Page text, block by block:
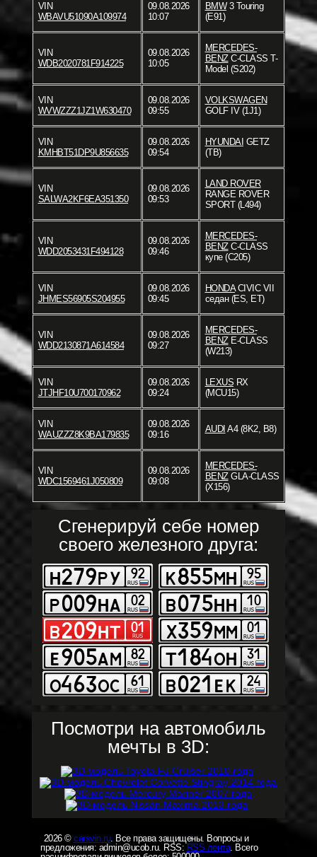
VIN
WBAVU51090A109974
09.08.2026
10:07
BMW3 Touring
(E91)
VIN
WDB2020781F914225
09.08.2026
10:05
MERCEDES-
BENZC-CLASS T-
Model (S202)
VIN
WVWZZZ1JZ1W630470
09.08.2026
09:55
VOLKSWAGEN
GOLF IV (1J1)
VIN
KMHBT51DP9U856635
09.08.2026
09:54
HYUNDAI GETZ
(TB)
VIN
SALWA2KF6EA351350
09.08.2026
09:53
LAND ROVER
RANGE ROVER
SPORT (L494)
VIN
WDD2053431F494128
09.08.2026
09:46
MERCEDES-
BENZC-CLASS
купе (C205)
VIN
JHMES56905S204955
09.08.2026
09:45
HONDACIVIC VII
седан (ES, ET)
VIN
WDD2130871A614584
09.08.2026
09:27
MERCEDES-
BENZE-CLASS
(W213)
VIN
JTJHF10U700170962
09.08.2026
09:24
LEXUS RX
(MCU15)
VIN
WAUZZZ8K9BA179835
09.08.2026
09:16
AUDI A4 (8K2, B8)
VIN
WDC1569461J050809
09.08.2026
09:08
MERCEDES-
BENZGLA-CLASS
(X156)
Сгенерируй себе номер
своего железного друга:
Посмотри на автомобиль
мечты в 3D:
2026 © carsvin.ru. Все права защищены. Вопросы и
предложения: admin@ucob.ru. RSS: RSS лента. Всего